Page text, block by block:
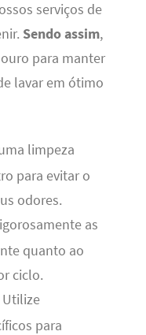
serviços de
Sendo assim,
para manter
lavar em ótimo
limpeza
para evitar o
odores.
as
quanto ao
ciclo.
para